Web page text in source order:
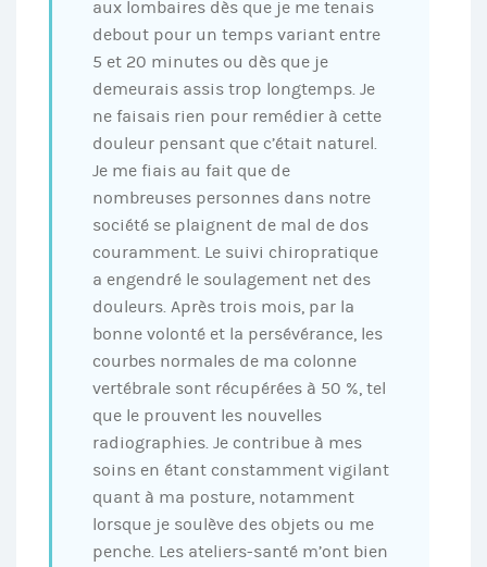
aux lombaires dès que je me tenais
debout pour un temps variant entre
5 et 20 minutes ou dès que je
demeurais assis trop longtemps. Je
ne faisais rien pour remédier à cette
douleur pensant que c’était naturel.
Je me fiais au fait que de
nombreuses personnes dans notre
société se plaignent de mal de dos
couramment. Le suivi chiropratique
a engendré le soulagement net des
douleurs. Après trois mois, par la
bonne volonté et la persévérance, les
courbes normales de ma colonne
vertébrale sont récupérées à 50 %, tel
que le prouvent les nouvelles
radiographies. Je contribue à mes
soins en étant constamment vigilant
quant à ma posture, notamment
lorsque je soulève des objets ou me
penche. Les ateliers-santé m’ont bien